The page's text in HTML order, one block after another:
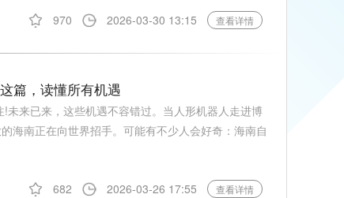
970 2026-03-30 13:15 查看详情
篇，读懂所有机遇
来已来，这些机遇不容错过。当人形机器人走进博
海南正在向世界招手。可能有不少人会好奇：海南自
682 2026-03-26 17:55 查看详情